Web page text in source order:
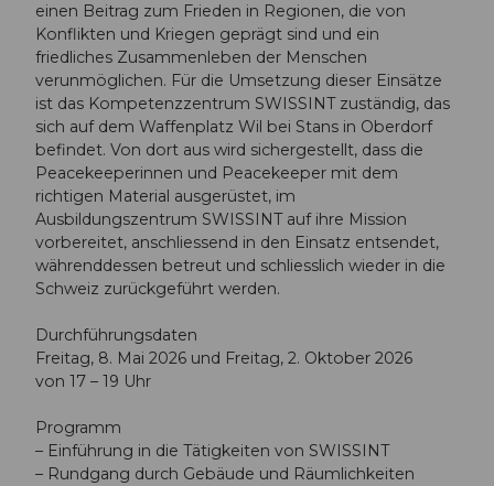
einen Beitrag zum Frieden in Regionen, die von
Konflikten und Kriegen geprägt sind und ein
friedliches Zusammen­leben der Menschen
verunmöglichen. Für die Umsetzung dieser Einsätze
ist das Kompetenzzentrum SWISSINT zuständig, das
sich auf dem Waffenplatz Wil bei Stans in Oberdorf
befindet. Von dort aus wird sichergestellt, dass die
Peacekeeperinnen und Peacekeeper mit dem
richtigen Material ausgerüstet, im
Ausbildungszentrum SWISSINT auf ihre Mission
vorbereitet, anschliessend in den Einsatz entsendet,
währenddessen betreut und schliesslich wieder in die
Schweiz zurück­geführt werden.
Durchführungsdaten
Freitag, 8. Mai 2026 und Freitag, 2. Oktober 2026
von 17 – 19 Uhr
Programm
– Einführung in die Tätigkeiten von SWISSINT
– Rundgang durch Gebäude und Räumlichkeiten